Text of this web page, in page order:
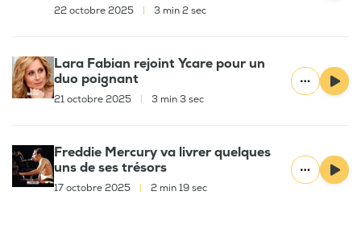
22 octobre 2025 3 min 2 sec
Lara Fabian rejoint Ycare pour un
duo poignant
21 octobre 2025 3 min 3 sec
Freddie Mercury va livrer quelques
uns de ses trésors
17 octobre 2025 2 min 19 sec